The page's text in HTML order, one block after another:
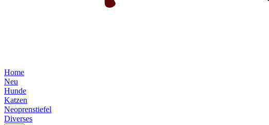
Home
Neu
Hunde
Katzen
Neoprenstiefel
Diverses